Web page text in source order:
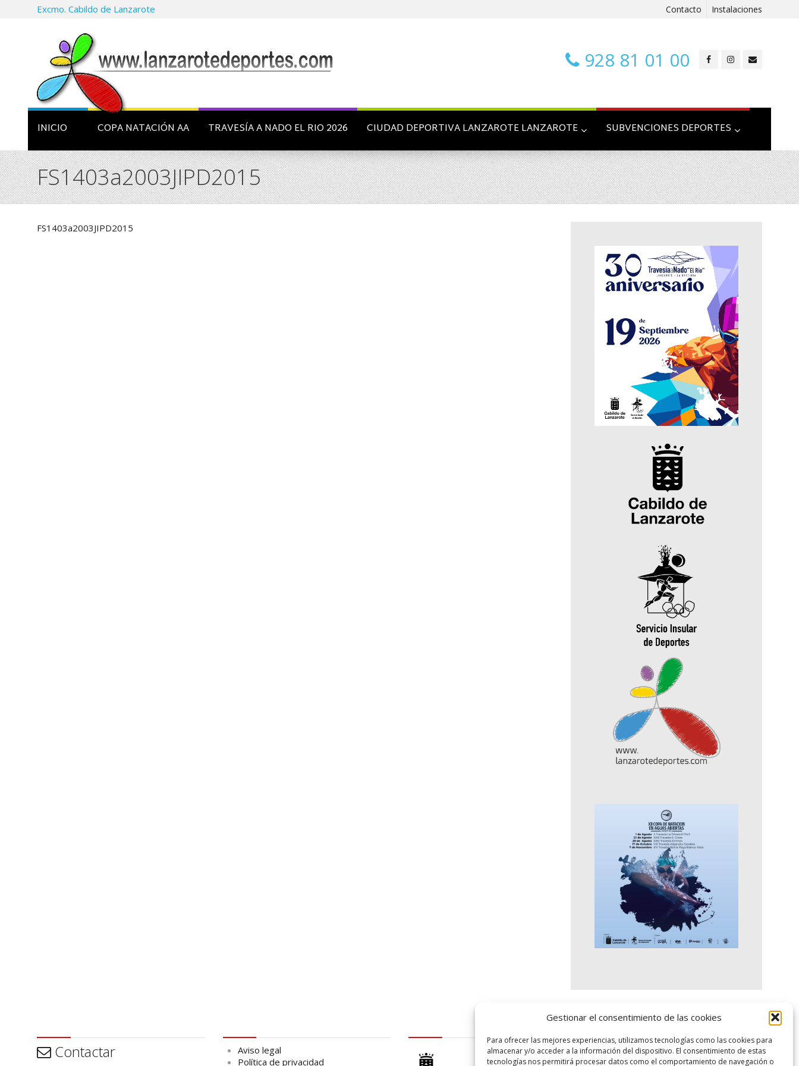
Gestionar el consentimiento de las cookies
Para ofrecer las mejores experiencias, utilizamos tecnologías como las cookies para
almacenar y/o acceder a la información del dispositivo. El consentimiento de estas
tecnologías nos permitirá procesar datos como el comportamiento de navegación o
Excmo. Cabildo de Lanzarote Contacto Instalaciones
928 81 01 00
INICIO COPA NATACIÓN AA TRAVESÍA A NADO EL RIO 2026 CIUDAD DEPORTIVA LANZAROTE LANZAROTE SUBVENCIONES DEPORTES
FS1403a2003JIPD2015
FS1403a2003JIPD2015
Contactar
Aviso legal
Política de privacidad
logo SID